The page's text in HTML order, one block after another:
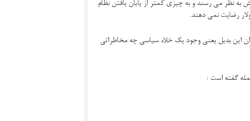
رضایت نمی دهند.
این بدیل یعنی وجود یک خلاء سیاسی چه مخاطراتی
گفته است :